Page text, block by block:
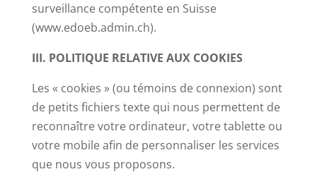
surveillance compétente en Suisse
(www.edoeb.admin.ch).
III. POLITIQUE RELATIVE AUX COOKIES
Les « cookies » (ou témoins de connexion) sont
de petits fichiers texte qui nous permettent de
reconnaître votre ordinateur, votre tablette ou
votre mobile afin de personnaliser les services
que nous vous proposons.